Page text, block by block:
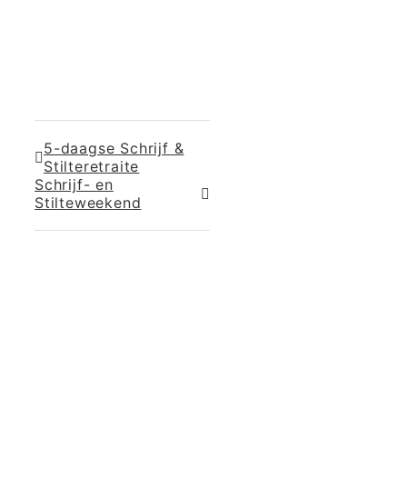
5-daagse Schrijf &
Stilteretraite
Schrijf- en
Stilteweekend